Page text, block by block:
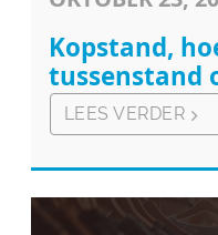
Kopstand,
tussenstand
LEES VERDER